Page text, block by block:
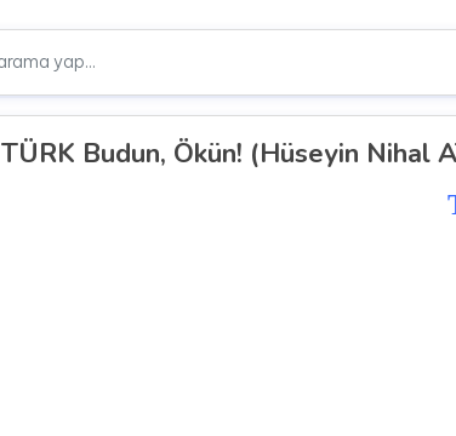
TÜRK Budun, Ökün! (Hüseyin Nihal